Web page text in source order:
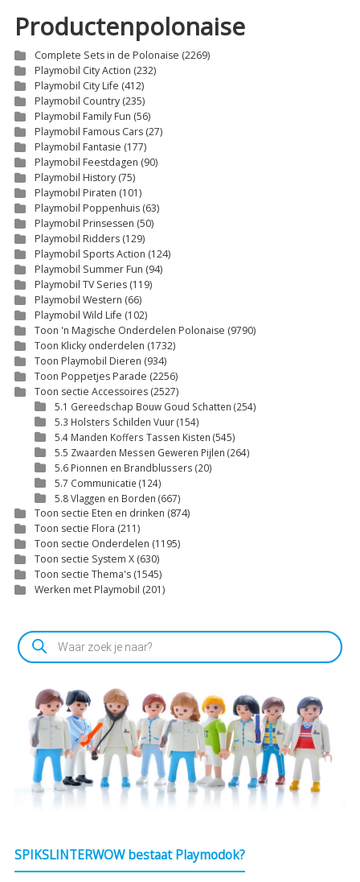
Productenpolonaise
Complete Sets in de Polonaise (2269)
Playmobil City Action (232)
Playmobil City Life (412)
Playmobil Country (235)
Playmobil Family Fun (56)
Playmobil Famous Cars (27)
Playmobil Fantasie (177)
Playmobil Feestdagen (90)
Playmobil History (75)
Playmobil Piraten (101)
Playmobil Poppenhuis (63)
Playmobil Prinsessen (50)
Playmobil Ridders (129)
Playmobil Sports Action (124)
Playmobil Summer Fun (94)
Playmobil TV Series (119)
Playmobil Western (66)
Playmobil Wild Life (102)
Toon 'n Magische Onderdelen Polonaise (9790)
Toon Klicky onderdelen (1732)
Toon Playmobil Dieren (934)
Toon Poppetjes Parade (2256)
Toon sectie Accessoires (2527)
5.1 Gereedschap Bouw Goud Schatten (254)
5.3 Holsters Schilden Vuur(154)
5.4 Manden Koffers Tassen Kisten (545)
5.5 Zwaarden Messen Geweren Pijlen (264)
5.6 Pionnen en Brandblussers (20)
5.7 Communicatie (124)
5.8 Vlaggen en Borden (667)
Toon sectie Eten en drinken (874)
Toon sectie Flora (211)
Toon sectie Onderdelen (1195)
Toon sectie System X (630)
Toon sectie Thema's (1545)
Werken met Playmobil (201)
Producten
zoeken
SPIKSLINTERWOW bestaat Playmodok?